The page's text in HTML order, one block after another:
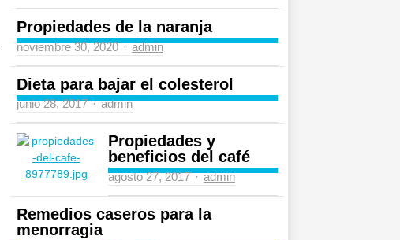
Propiedades de la naranja
noviembre 30, 2020 Author
admin
Dieta para bajar el colesterol
junio 28, 2017 Author
admin
Propiedades y
beneficios del café
agosto 27, 2017 Author
admin
Remedios caseros para la
menorragia